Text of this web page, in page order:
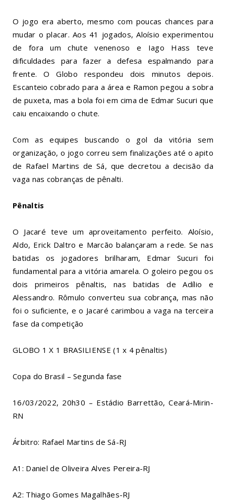
O jogo era aberto, mesmo com poucas chances para
mudar o placar. Aos 41 jogados, Aloísio experimentou
de fora um chute venenoso e Iago Hass teve
dificuldades para fazer a defesa espalmando para
frente. O Globo respondeu dois minutos depois.
Escanteio cobrado para a área e Ramon pegou a sobra
de puxeta, mas a bola foi em cima de Edmar Sucuri que
caiu encaixando o chute.
Com as equipes buscando o gol da vitória sem
organização, o jogo correu sem finalizações até o apito
de Rafael Martins de Sá, que decretou a decisão da
vaga nas cobranças de pênalti.
Pênaltis
O Jacaré teve um aproveitamento perfeito. Aloísio,
Aldo, Erick Daltro e Marcão balançaram a rede. Se nas
batidas os jogadores brilharam, Edmar Sucuri foi
fundamental para a vitória amarela. O goleiro pegou os
dois primeiros pênaltis, nas batidas de Adílio e
Alessandro. Rômulo converteu sua cobrança, mas não
foi o suficiente, e o Jacaré carimbou a vaga na terceira
fase da competição
GLOBO 1 X 1 BRASILIENSE (1 x 4 pênaltis)
Copa do Brasil – Segunda fase
16/03/2022, 20h30 – Estádio Barrettão, Ceará-Mirin-
RN
Árbitro: Rafael Martins de Sá-RJ
A1: Daniel de Oliveira Alves Pereira-RJ
A2: Thiago Gomes Magalhães-RJ